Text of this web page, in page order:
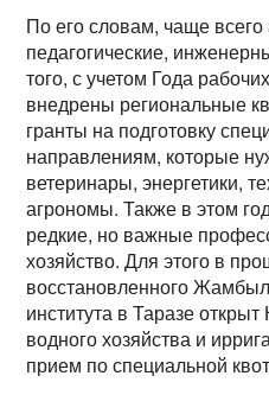
По его словам, чаще
педагогические,
того, с учетом Года
внедрены региональные
гранты на подготовку
направлениям, которые
ветеринары, энергетики,
агрономы. Также в этом
редкие, но важные
хозяйство. Для этого в
восстановленного
института в Таразе
водного хозяйства и
прием по специальной